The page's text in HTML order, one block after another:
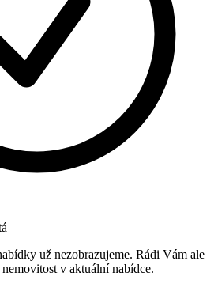
už nezobrazujeme. Rádi Vám ale
v aktuální nabídce.